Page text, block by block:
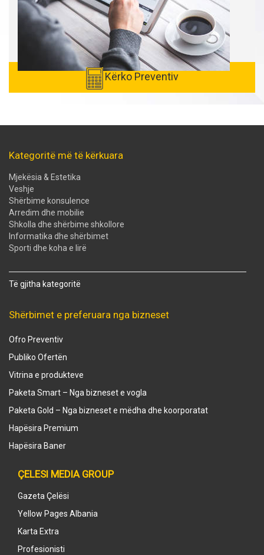
Kërko Preventiv
Kategoritë më të kërkuara
Mjekësia & Estetika
Veshje
Shërbime konsulence
Arredim dhe mobilie
Shkolla dhe shërbime shkollore
Informatika dhe shërbimet
Sporti dhe koha e lirë
Të gjitha kategoritë
Shërbimet e preferuara nga bizneset
Ofro Preventiv
Publiko Ofertën
Vitrina e produkteve
Paketa Smart – Nga bizneset e vogla
Paketa Gold – Nga bizneset e mëdha dhe koorporatat
Hapësira Premium
Hapësira Baner
ÇELESI MEDIA GROUP
Gazeta Çelësi
Yellow Pages Albania
Karta Extra
Profesionisti